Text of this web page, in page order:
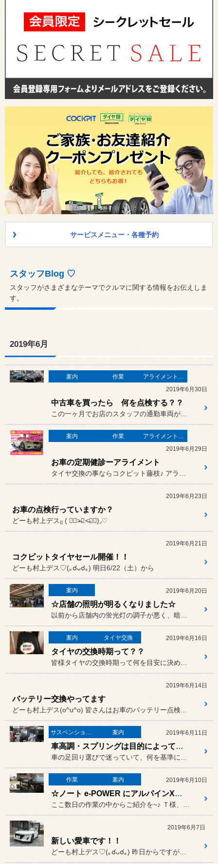
サービスメニュー・各種予約
スタッフBlog ♡
スタッフがさまざまなテーマでクルマに関する情報をお伝えしま
す。
2019年6月
案内 作業
アライメント調整
2019年6月30日
中古車を買ったら 何を点検する？？
案内 作業
アライメント調整
2019年6月29日
お車の定期健診ーアライメント
2019年6月23日
お車の点検行っていますか？
どーも村上デス₍₍ ( ๑॔˃̶◡ ˂̶๑॓)◞♡
2019年6月21日
コクピットタイヤセール開催！！
どーも村上デス♡(｡☌ᴗ☌｡) 明日6/22（土）から
案内 2019年6月20日
☆店舗の照明が明るくなりました☆
案内 タイヤ交換 2019年6月16日
タイヤの交換時期って？？
2019年6月14日
バッテリー交換やってます
サスペンション・足回り・車高調 案内 2019年6月11日
車高調・スプリングは目的によって選び方は色々
作業 案内 2019年6月10日
☆ノート e-POWER にアルパインX-170C取付☆
2019年6月7日
新しい愛車です！！